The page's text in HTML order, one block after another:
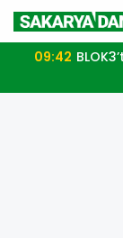
09:28Kartepe’de Nefes Kesen Yarış: Süper Enduro’da